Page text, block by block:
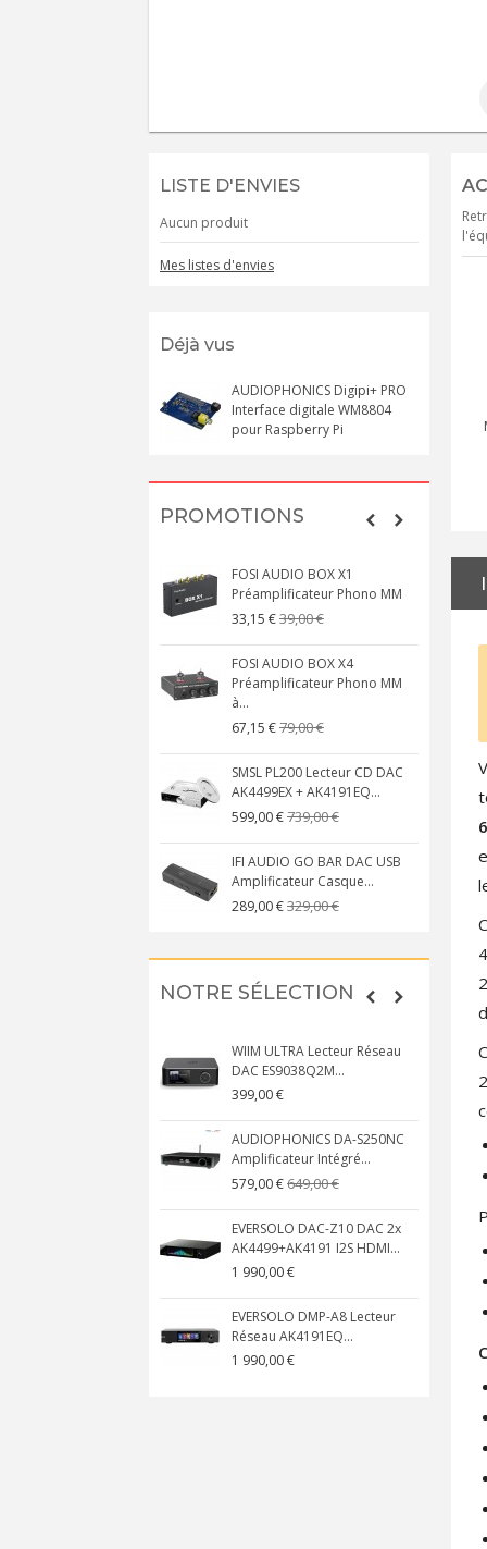
LISTE D'ENVIES
Aucun produit
Mes listes d'envies
Déjà vus
AUDIOPHONICS Digipi+ PRO
Interface digitale WM8804
pour Raspberry Pi
PROMOTIONS
FOSI AUDIO BOX X1
Préamplificateur Phono MM
33,15 €39,00 €
FOSI AUDIO BOX X4
Préamplificateur Phono MM
à...
67,15 €79,00 €
SMSL PL200 Lecteur CD DAC
AK4499EX + AK4191EQ...
599,00 €739,00 €
IFI AUDIO GO BAR DAC USB
Amplificateur Casque...
289,00 €329,00 €
NOTRE SÉLECTION
WIIM ULTRA Lecteur Réseau
DAC ES9038Q2M...
399,00 €
AUDIOPHONICS DA-S250NC
Amplificateur Intégré...
579,00 €649,00 €
EVERSOLO DAC-Z10 DAC 2x
AK4499+AK4191 I2S HDMI...
1 990,00 €
EVERSOLO DMP-A8 Lecteur
Réseau AK4191EQ...
1 990,00 €
Écrou HU Inox A2
DIN934 M2.5x2mm
(x10)
Entretoises Laiton
Mâle / Femelle
M2.5x5 + 6mm (x10)